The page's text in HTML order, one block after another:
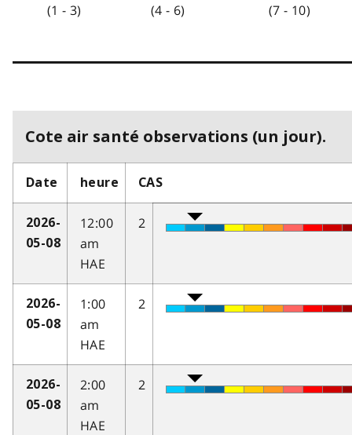
(1 - 3)
(4 - 6)
(7 - 10)
Cote air santé observations (un jour).
Date heure CAS
2026-
05-08
12:00
am
HAE
2
2026-
05-08
1:00
am
HAE
2
2026-
05-08
2:00
am
HAE
2